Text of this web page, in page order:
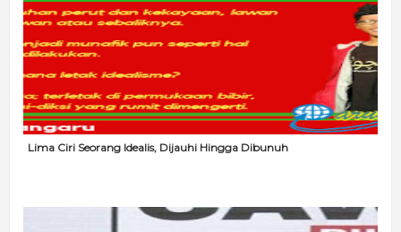
Lima Ciri Seorang Idealis, Dijauhi Hingga Dibunuh